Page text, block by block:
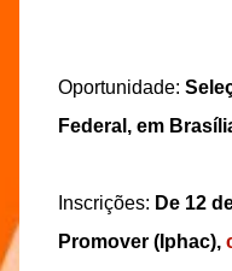
Oportunidade:
Federal, em
Inscrições: De 12
Promover (Iphac),